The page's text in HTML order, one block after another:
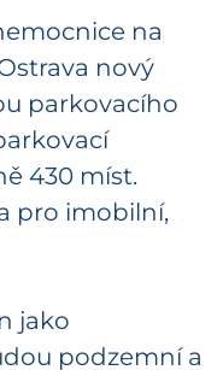
na
nový
parkovacího
430 míst.
pro imobilní,
jako
podzemní a